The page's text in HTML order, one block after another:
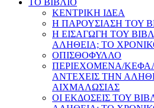
ΤΟ ΒΙΒΛΙΟ
ΚΕΝΤΡΙΚΗ ΙΔΕΑ
Η ΠΑΡΟΥΣΙΑΣΗ ΤΟΥ
Η ΕΙΣΑΓΩΓΗ ΤΟΥ
ΑΛΗΘΕΙΑ; ΤΟ
ΟΠΙΣΘΟΦΥΛΛΟ
ΠΕΡΙΕΧΟΜΕΝΑ/
ΑΝΤΕΧΕΙΣ ΤΗΝ
ΑΙΧΜΑΛΩΣΙΑΣ
ΟΙ ΕΚΔΟΣΕΙΣ ΤΟΥ